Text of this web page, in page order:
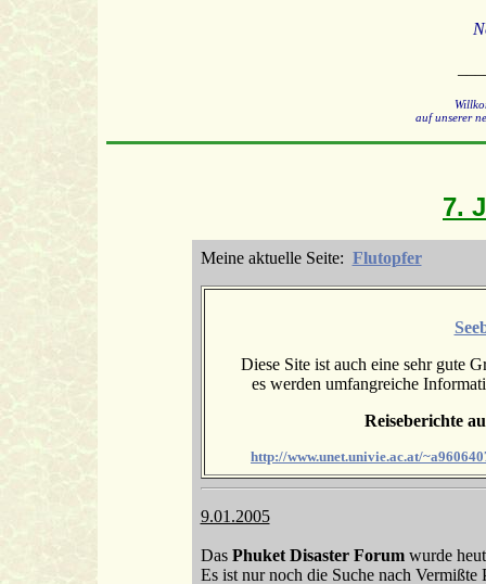
auf unserer
7.
Meine aktuelle Seite: Flutopfer
Diese Site ist auch eine sehr gute
es werden umfangreiche
Reiseberichte
http://www.unet.univie.ac.at/
9.01.2005
Das Phuket Disaster Forumwurde
Es ist nur noch die Suche nach